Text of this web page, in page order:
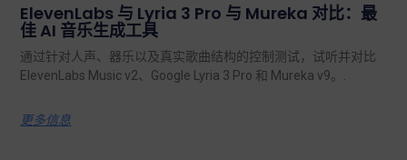
ElevenLabs 与 Lyria 3 Pro 与 Mureka 对比：最
佳 AI 音乐生成工具
通过针对人声、器乐以及真实歌曲结构的控制测试，试听并对比
ElevenLabs Music v2、Google Lyria 3 Pro 和 Mureka v9。.
更多信息